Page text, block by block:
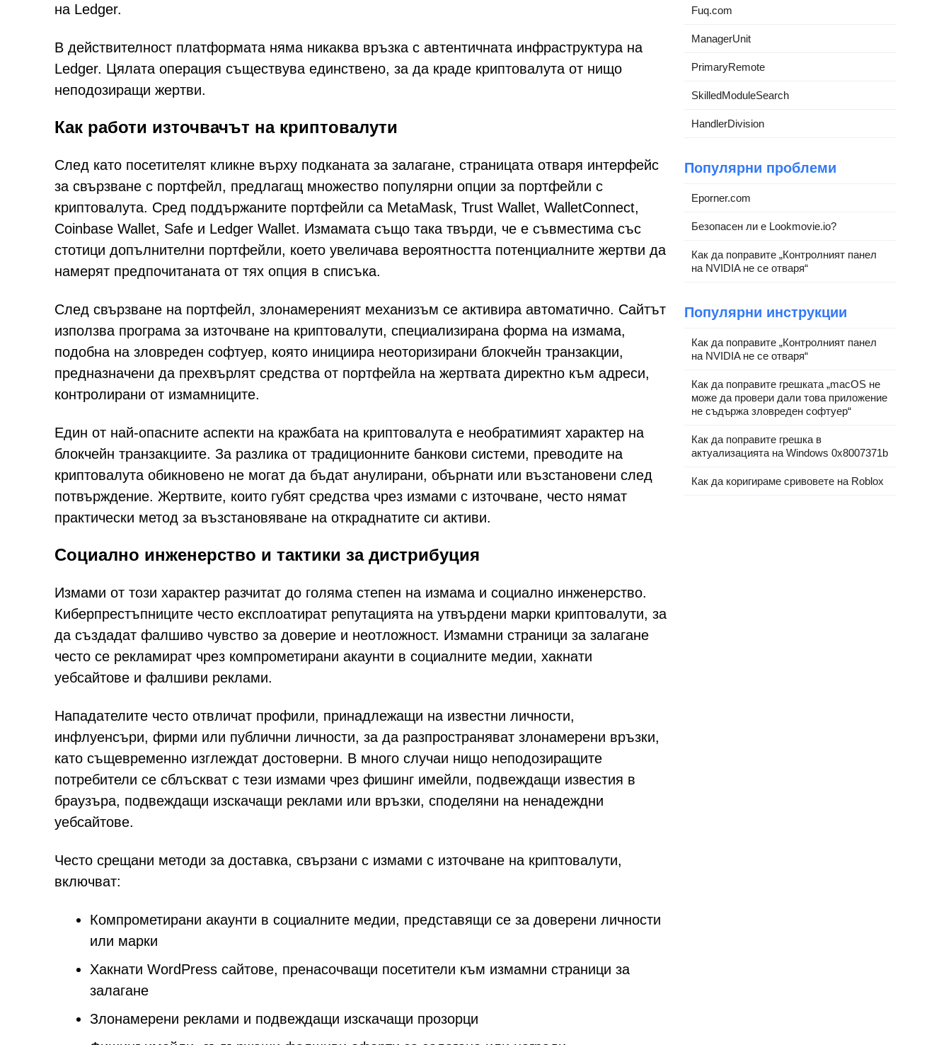
на Ledger.
В действителност платформата няма никаква връзка с автентичната инфраструктура на
Ledger. Цялата операция съществува единствено, за да краде криптовалута от нищо
неподозиращи жертви.
Как работи източвачът на криптовалути
След като посетителят кликне върху подканата за залагане, страницата отваря интерфейс
за свързване с портфейл, предлагащ множество популярни опции за портфейли с
криптовалута. Сред поддържаните портфейли са MetaMask, Trust Wallet, WalletConnect,
Coinbase Wallet, Safe и Ledger Wallet. Измамата също така твърди, че е съвместима със
стотици допълнителни портфейли, което увеличава вероятността потенциалните жертви да
намерят предпочитаната от тях опция в списъка.
След свързване на портфейл, злонамереният механизъм се активира автоматично. Сайтът
използва програма за източване на криптовалути, специализирана форма на измама,
подобна на зловреден софтуер, която инициира неоторизирани блокчейн транзакции,
предназначени да прехвърлят средства от портфейла на жертвата директно към адреси,
контролирани от измамниците.
Един от най-опасните аспекти на кражбата на криптовалута е необратимият характер на
блокчейн транзакциите. За разлика от традиционните банкови системи, преводите на
криптовалута обикновено не могат да бъдат анулирани, обърнати или възстановени след
потвърждение. Жертвите, които губят средства чрез измами с източване, често нямат
практически метод за възстановяване на откраднатите си активи.
Социално инженерство и тактики за дистрибуция
Измами от този характер разчитат до голяма степен на измама и социално инженерство.
Киберпрестъпниците често експлоатират репутацията на утвърдени марки криптовалути, за
да създадат фалшиво чувство за доверие и неотложност. Измамни страници за залагане
често се рекламират чрез компрометирани акаунти в социалните медии, хакнати
уебсайтове и фалшиви реклами.
Нападателите често отвличат профили, принадлежащи на известни личности,
инфлуенсъри, фирми или публични личности, за да разпространяват злонамерени връзки,
като същевременно изглеждат достоверни. В много случаи нищо неподозиращите
потребители се сблъскват с тези измами чрез фишинг имейли, подвеждащи известия в
браузъра, подвеждащи изскачащи реклами или връзки, споделяни на ненадеждни
уебсайтове.
Често срещани методи за доставка, свързани с измами с източване на криптовалути,
включват:
Компрометирани акаунти в социалните медии, представящи се за доверени личности
или марки
Хакнати WordPress сайтове, пренасочващи посетители към измамни страници за
залагане
Злонамерени реклами и подвеждащи изскачащи прозорци
Fuq.com
ManagerUnit
PrimaryRemote
SkilledModuleSearch
HandlerDivision
Популярни проблеми
Eporner.com
Безопасен ли е Lookmovie.io?
Как да поправите „Контролният панел
на NVIDIA не се отваря“
Популярни инструкции
Как да поправите „Контролният панел
на NVIDIA не се отваря“
Как да поправите грешката „macOS не
може да провери дали това приложение
не съдържа зловреден софтуер“
Как да поправите грешка в
актуализацията на Windows 0x8007371b
Как да коригираме сривовете на Roblox